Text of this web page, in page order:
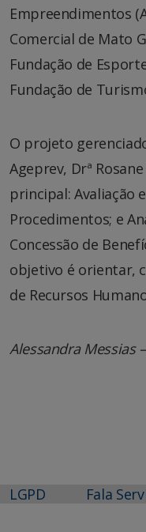
Empreendimentos
Comercial de Mato
Fundação de
Fundação de
O projeto
Ageprev, Drª
principal: Avaliação
Procedimentos; e
Concessão de
objetivo é orientar,
de Recursos
Alessandra Messias
LGPD Fala